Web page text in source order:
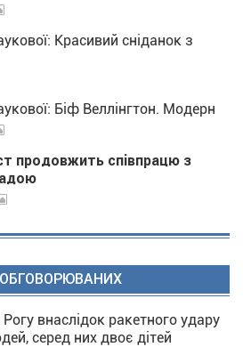
Красивий сніданок з
Біф Веллінгтон. Модерн
продовжить співпрацю з
внаслідок ракетного удару
серед них двоє дітей